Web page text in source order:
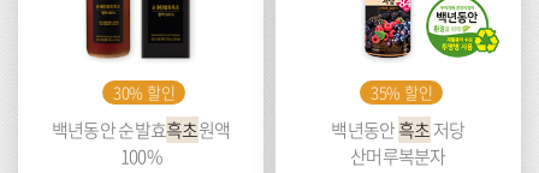
30% 할인
백년동안 순발효흑초원액
100%
35% 할인
백년동안흑초저당
산머루복분자